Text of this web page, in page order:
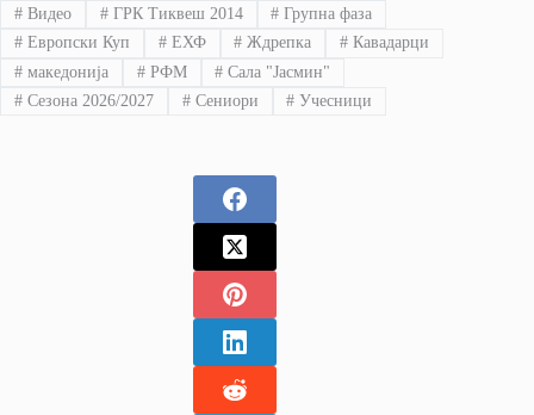
#Видео #ГРК Тиквеш 2014 # Групна фаза
#Европски Куп #ЕХФ # Ждрепка # Кавадарци
#македонија #РФМ # Сала "Јасмин"
#Сезона 2026/2027 #Сениори # Учесници